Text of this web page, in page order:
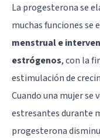
La progesterona se
muchas funciones se
menstrual e
estrógenos, con la
estimulación de
Cuando una mujer se
estresantes durante
progesterona